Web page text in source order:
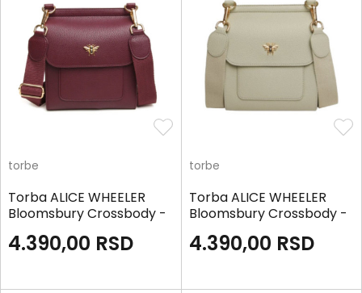
torbe
Torba ALICE WHEELER
Bloomsbury Crossbody -
4.390,00 RSD
torbe
Torba ALICE WHEELER
Bloomsbury Crossbody -
4.390,00 RSD